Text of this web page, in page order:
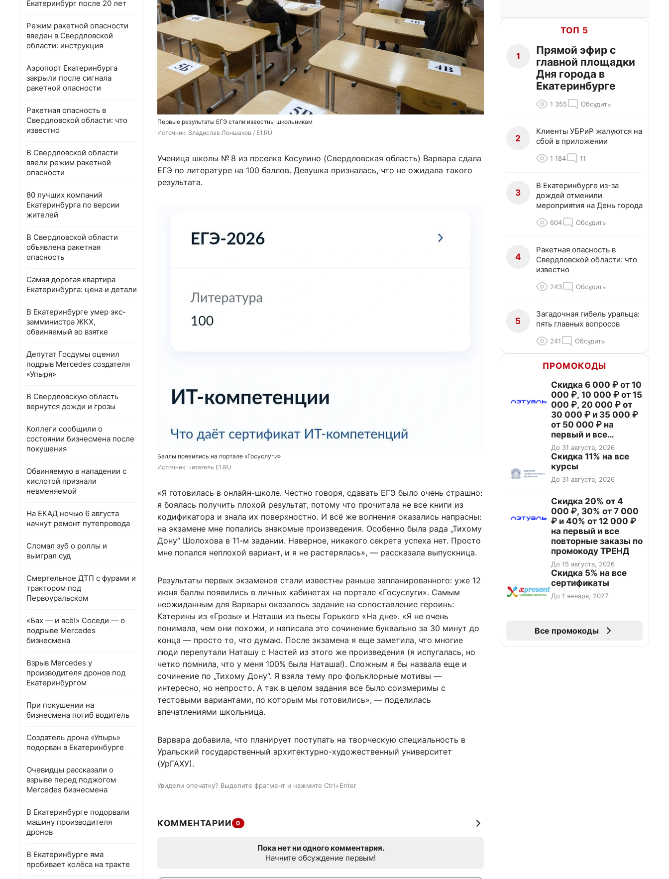
Екатеринбург после 20 лет
Режим ракетной опасности
введен в Свердловской
области: инструкция
Аэропорт Екатеринбурга
закрыли после сигнала
ракетной опасности
Ракетная опасность в
Свердловской области: что
известно
В Свердловской области
ввели режим ракетной
опасности
80 лучших компаний
Екатеринбурга по версии
жителей
В Свердловской области
объявлена ракетная
опасность
Самая дорогая квартира
Екатеринбурга: цена и детали
В Екатеринбурге умер экс-
замминистра ЖКХ,
обвиняемый во взятке
Депутат Госдумы оценил
подрыв Mercedes создателя
«Упыря»
В Свердловскую область
вернутся дожди и грозы
Коллеги сообщили о
состоянии бизнесмена после
покушения
Обвиняемую в нападении с
кислотой признали
невменяемой
На ЕКАД ночью 6 августа
начнут ремонт путепровода
Сломал зуб о роллы и
выиграл суд
Смертельное ДТП с фурами и
трактором под
Первоуральском
«Бах — и всё!» Соседи — о
подрыве Mercedes
бизнесмена
Взрыв Mercedes у
производителя дронов под
Екатеринбургом
При покушении на
бизнесмена погиб водитель
Создатель дрона «Упырь»
подорван в Екатеринбурге
Очевидцы рассказали о
взрыве перед поджогом
Mercedes бизнесмена
В Екатеринбурге подорвали
машину производителя
дронов
В Екатеринбурге яма
пробивает колёса на тракте
Первые результаты ЕГЭ стали известны школьникам
Источник: Владислав Лоншаков / E1.RU
Ученица школы № 8 из поселка Косулино (Свердловская область) Варвара сдала
ЕГЭ по литературе на 100 баллов. Девушка призналась, что не ожидала такого
результата.
Баллы появились на портале «Госуслуги»
Источник: читатель E1.RU
«Я готовилась в онлайн-школе. Честно говоря, сдавать ЕГЭ было очень страшно:
я боялась получить плохой результат, потому что прочитала не все книги из
кодификатора и знала их поверхностно. И всё же волнения оказались напрасны:
на экзамене мне попались знакомые произведения. Особенно была рада „Тихому
Дону“ Шолохова в 11-м задании. Наверное, никакого секрета успеха нет. Просто
мне попался неплохой вариант, и я не растерялась», — рассказала выпускница.
Результаты первых экзаменов стали известны раньше запланированного: уже 12
июня баллы появились в личных кабинетах на портале «Госуслуги». Самым
неожиданным для Варвары оказалось задание на сопоставление героинь:
Катерины из «Грозы» и Наташи из пьесы Горького «На дне». «Я не очень
понимала, чем они похожи, и написала это сочинение буквально за 30 минут до
конца — просто то, что думаю. После экзамена я еще заметила, что многие
люди перепутали Наташу с Настей из этого же произведения (я испугалась, но
четко помнила, что у меня 100% была Наташа!). Сложным я бы назвала еще и
сочинение по „Тихому Дону“. Я взяла тему про фольклорные мотивы —
интересно, но непросто. А так в целом задания все было соизмеримы с
тестовыми вариантами, по которым мы готовились», — поделилась
впечатлениями школьница.
Варвара добавила, что планирует поступать на творческую специальность в
Уральский государственный архитектурно-художественный университет
(УрГАХУ).
Увидели опечатку? Выделите фрагмент и нажмите Ctrl+Enter
КОММЕНТАРИИ 0
Пока нет ни одного комментария.
Начните обсуждение первым!
ТОП 5
1
Прямой эфир с
главной площадки
Дня города в
Екатеринбурге
1 355 Обсудить
2
Клиенты УБРиР жалуются на
сбой в приложении
1 184 11
3
В Екатеринбурге из-за
дождей отменили
мероприятия на День города
604 Обсудить
4
Ракетная опасность в
Свердловской области: что
известно
243 Обсудить
5
Загадочная гибель уральца:
пять главных вопросов
241 Обсудить
ПРОМОКОДЫ
Скидка 6 000 ₽ от 10
000 ₽, 10 000 ₽ от 15
000 ₽, 20 000 ₽ от
30 000 ₽ и 35 000 ₽
от 50 000 ₽ на
первый и все
повторные заказы по
промокоду НАБЕРИ
До 31 августа, 2026
Скидка 11% на все
курсы
До 31 августа, 2026
Скидка 20% от 4
000 ₽, 30% от 7 000
₽ и 40% от 12 000 ₽
на первый и все
повторные заказы по
промокоду ТРЕНД
До 15 августа, 2026
Скидка 5% на все
сертификаты
До 1 января, 2027
Все промокоды